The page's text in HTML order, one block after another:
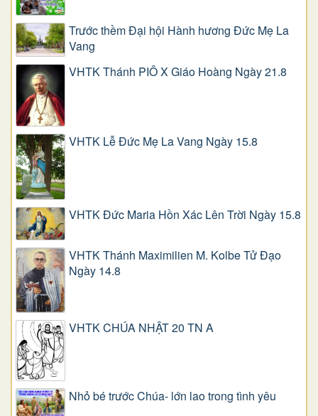
Trước thềm Đại hội Hành hương Đức Mẹ La
Vang
VHTK Thánh PIÔ X Giáo Hoàng Ngày 21.8
VHTK Lễ Đức Mẹ La Vang Ngày 15.8
VHTK Đức Maria Hồn Xác Lên Trời Ngày 15.8
VHTK Thánh Maximilien M. Kolbe Tử Đạo
Ngày 14.8
VHTK CHÚA NHẬT 20 TN A
Nhỏ bé trước Chúa- lớn lao trong tình yêu